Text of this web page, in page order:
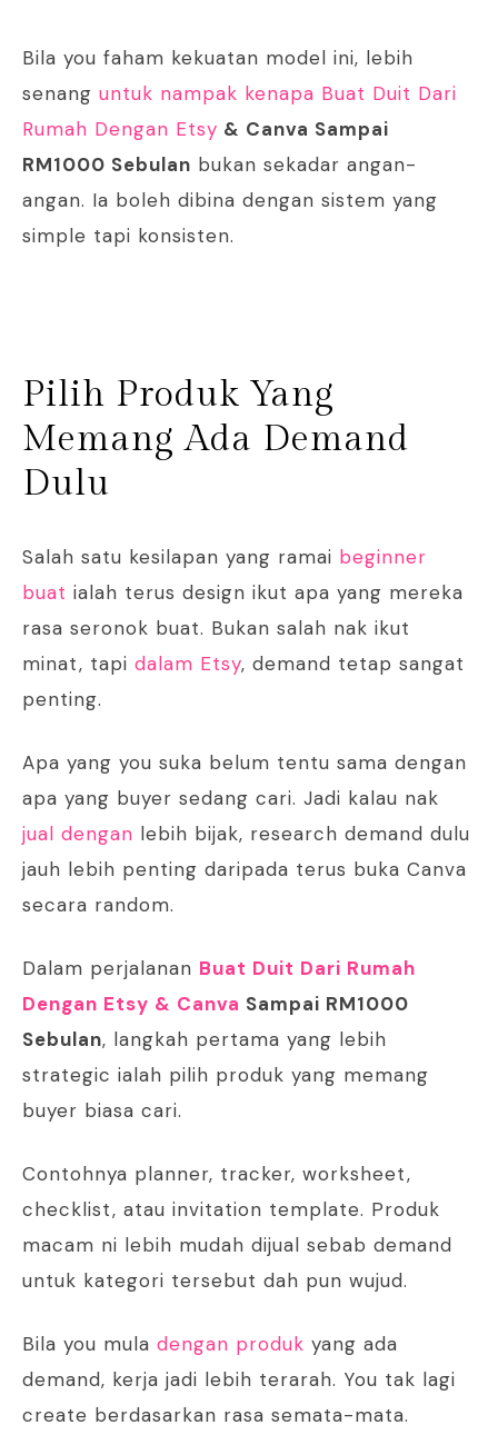
Bila you faham kekuatan model ini, lebih
senang untuk nampak kenapa Buat Duit Dari
Rumah Dengan Etsy & Canva Sampai
RM1000 Sebulan bukan sekadar angan-
angan. Ia boleh dibina dengan sistem yang
simple tapi konsisten.
Pilih Produk Yang
Memang Ada Demand
Dulu
Salah satu kesilapan yang ramai beginner
buat ialah terus design ikut apa yang mereka
rasa seronok buat. Bukan salah nak ikut
minat, tapi dalam Etsy, demand tetap sangat
penting.
Apa yang you suka belum tentu sama dengan
apa yang buyer sedang cari. Jadi kalau nak
jual dengan lebih bijak, research demand dulu
jauh lebih penting daripada terus buka Canva
secara random.
Dalam perjalanan Buat Duit Dari Rumah
Dengan Etsy & Canva Sampai RM1000
Sebulan, langkah pertama yang lebih
strategic ialah pilih produk yang memang
buyer biasa cari.
Contohnya planner, tracker, worksheet,
checklist, atau invitation template. Produk
macam ni lebih mudah dijual sebab demand
untuk kategori tersebut dah pun wujud.
Bila you mula dengan produk yang ada
demand, kerja jadi lebih terarah. You tak lagi
create berdasarkan rasa semata-mata.